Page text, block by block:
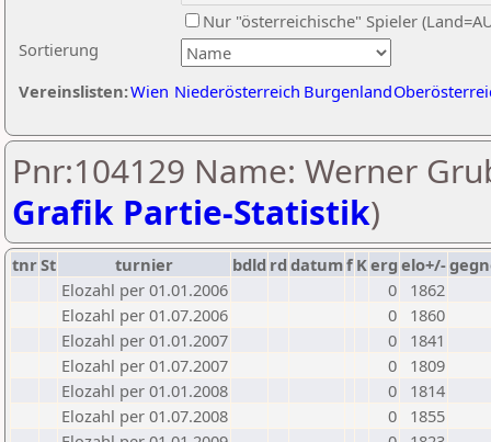
Sortierung
Nur "österreichische" Spieler
Vereinslisten:Wien Niederösterreich Burgenland
Pnr:104129 Name: Werner
Grafik Partie-Statistik)
tnrSt turnier bdld rd datumf Kerg elo+/-
Elozahl per 01.01.2006
0
1862
Elozahl per 01.07.2006
0
1860
Elozahl per 01.01.2007
0
1841
Elozahl per 01.07.2007
0
1809
Elozahl per 01.01.2008
0
1814
Elozahl per 01.07.2008
0
1855